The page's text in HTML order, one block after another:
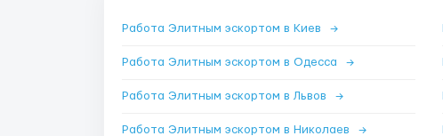
Работа Элитным эскортом в Киев →
Работа Элитным эскортом в Одесса →
Работа Элитным эскортом в Львов →
Работа Элитным эскортом в Николаев →